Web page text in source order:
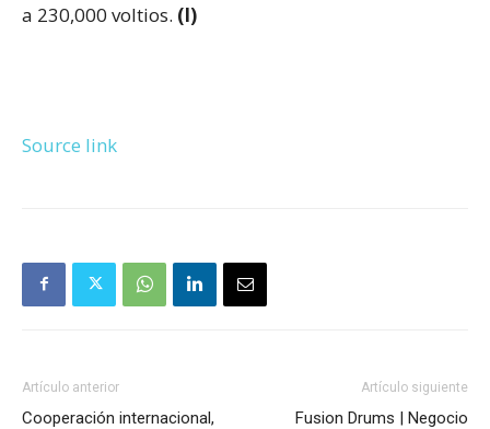
a 230,000 voltios. (I)
Source link
Artículo anterior
Cooperación internacional,
Artículo siguiente
Fusion Drums | Negocio